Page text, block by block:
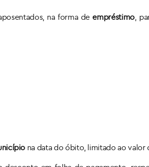
na forma deempréstimo,
na data do óbito, limitado ao valor